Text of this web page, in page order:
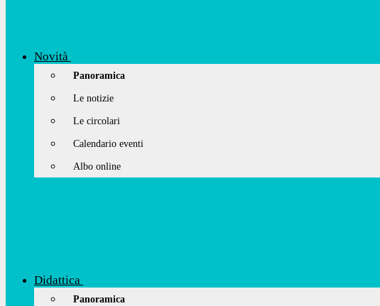
Novità
Panoramica
Le notizie
Le circolari
Calendario eventi
Albo online
Didattica
Panoramica